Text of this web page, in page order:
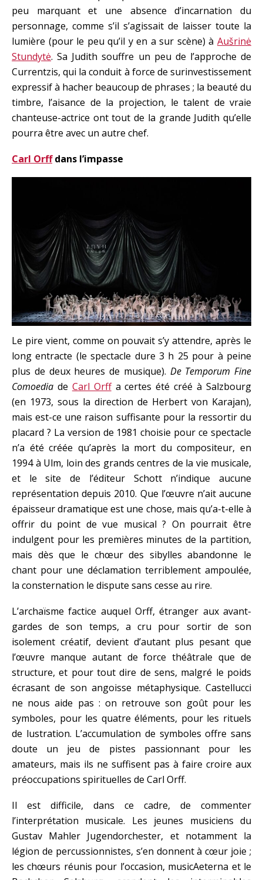
peu marquant et une absence d’incarnation du
personnage, comme s’il s’agissait de laisser toute la
lumière (pour le peu qu’il y en a sur scène) à Aušrinė
Stundytė. Sa Judith souffre un peu de l’approche de
Currentzis, qui la conduit à force de surinvestissement
expressif à hacher beaucoup de phrases ; la beauté du
timbre, l’aisance de la projection, le talent de vraie
chanteuse-actrice ont tout de la grande Judith qu’elle
pourra être avec un autre chef.
Carl Orffdans l’impasse
Le pire vient, comme on pouvait s’y attendre, après le
long entracte (le spectacle dure 3 h 25 pour à peine
plus de deux heures de musique). De Temporum Fine
Comoedia de Carl Orffa certes été créé à Salzbourg
(en 1973, sous la direction de Herbert von Karajan),
mais est-ce une raison suffisante pour la ressortir du
placard ? La version de 1981 choisie pour ce spectacle
n’a été créée qu’après la mort du compositeur, en
1994 à Ulm, loin des grands centres de la vie musicale,
et le site de l’éditeur Schott n’indique aucune
représentation depuis 2010. Que l’œuvre n’ait aucune
épaisseur dramatique est une chose, mais qu’a-t-elle à
offrir du point de vue musical ? On pourrait être
indulgent pour les premières minutes de la partition,
mais dès que le chœur des sibylles abandonne le
chant pour une déclamation terriblement ampoulée,
la consternation le dispute sans cesse au rire.
L’archaïsme factice auquel Orff, étranger aux avant-
gardes de son temps, a cru pour sortir de son
isolement créatif, devient d’autant plus pesant que
l’œuvre manque autant de force théâtrale que de
structure, et pour tout dire de sens, malgré le poids
écrasant de son angoisse métaphysique. Castellucci
ne nous aide pas : on retrouve son goût pour les
symboles, pour les quatre éléments, pour les rituels
de lustration. L’accumulation de symboles offre sans
doute un jeu de pistes passionnant pour les
amateurs, mais ils ne suffisent pas à faire croire aux
préoccupations spirituelles de Carl Orff.
Il est difficile, dans ce cadre, de commenter
l’interprétation musicale. Les jeunes musiciens du
Gustav Mahler Jugendorchester, et notamment la
légion de percussionnistes, s’en donnent à cœur joie ;
les chœurs réunis pour l’occasion, musicAeterna et le